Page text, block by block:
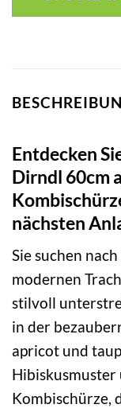
Entdecken
Dirndl 60cm
nächsten
Sie suchen
modernen
stilvoll
in der
apricot und
Kombischürze,